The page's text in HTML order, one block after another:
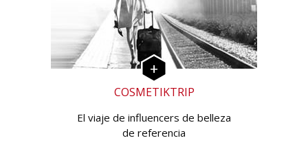
COSMETIKTRIP
El viaje de influencers de belleza
de referencia